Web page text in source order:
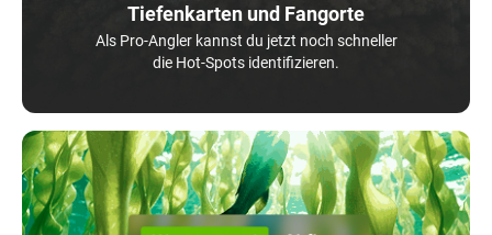
Tiefenkarten und Fangorte
Als Pro-Angler kannst du jetzt noch schneller
die Hot-Spots identifizieren.